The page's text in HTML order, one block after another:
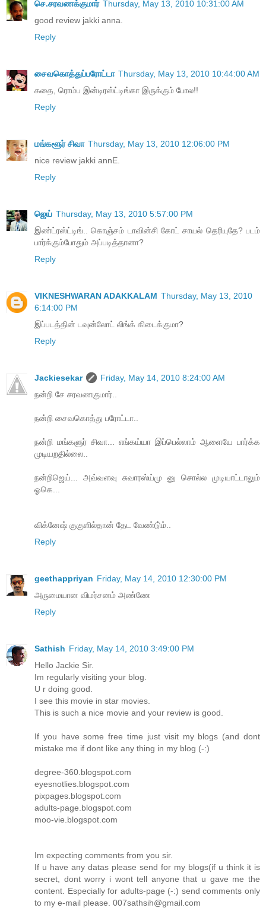
செ.சரவணக்குமார் Thursday, May 13, 2010 10:31:00 AM
good review jakki anna.
Reply
சைவகொத்துப்பரோட்டா Thursday, May 13, 2010 10:44:00 AM
கதை, ரொம்ப இன்டிரஸ்ட்டிங்கா இருக்கும் போல!!
Reply
மங்களூர் சிவா Thursday, May 13, 2010 12:06:00 PM
nice review jakki annE.
Reply
ஜெய் Thursday, May 13, 2010 5:57:00 PM
இண்ட்ரஸ்ட்டிங்.. கொஞ்சம் டாவின்சி கோட் சாயல் தெரியுதே? படம்
பார்க்கும்போதும் அப்படித்தானா?
Reply
VIKNESHWARAN ADAKKALAM Thursday, May 13, 2010
6:14:00 PM
இப்படத்தின் டவுன்லோட் லிங்க் கிடைக்குமா?
Reply
Jackiesekar
Friday, May 14, 2010 8:24:00 AM
நன்றி சே சரவணகுமார்..
நன்றி சைவகொத்து பரோட்டா..
நன்றி மங்களுர் சிவா... எங்கய்யா இப்பெல்லாம் ஆளையே பார்க்க
முடியறதில்லை..
நன்றிஜெய்... அவ்வளவு சுவாரஸ்ய்மு னு சொல்ல முடியாட்டாலும்
ஓகெ...
விக்னேஷ் குகுளில்தான் தேட வேண்டு்ம்..
Reply
geethappriyan Friday, May 14, 2010 12:30:00 PM
அருமையான விமர்சனம் அண்ணே
Reply
Sathish Friday, May 14, 2010 3:49:00 PM
Hello Jackie Sir.
Im regularly visiting your blog.
U r doing good.
I see this movie in star movies.
This is such a nice movie and your review is good.
If you have some free time just visit my blogs (and dont
mistake me if dont like any thing in my blog (-:)
degree-360.blogspot.com
eyesnotlies.blogspot.com
pixpages.blogspot.com
adults-page.blogspot.com
moo-vie.blogspot.com
Im expecting comments from you sir.
If u have any datas please send for my blogs(if u think it is
secret, dont worry i wont tell anyone that u gave me the
content. Especially for adults-page (-:) send comments only
to my e-mail please. 007sathsih@gmail.com